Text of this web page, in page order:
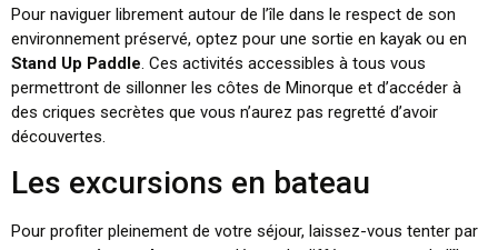
Pour naviguer librement autour de l’île dans le respect de son
environnement préservé, optez pour une sortie en kayak ou en
Stand Up Paddle. Ces activités accessibles à tous vous
permettront de sillonner les côtes de Minorque et d’accéder à
des criques secrètes que vous n’aurez pas regretté d’avoir
découvertes.
Les excursions en bateau
Pour profiter pleinement de votre séjour, laissez-vous tenter par